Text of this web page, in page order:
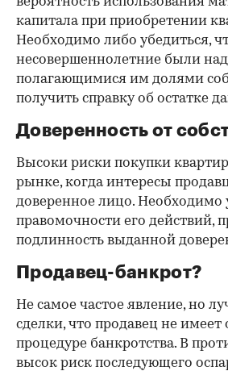
капитала при приобретении
Необходимо либо убедиться,
несовершеннолетние были
полагающимися им долями
получить справку об остатке
Доверенность от
Высоки риски покупки
рынке, когда интересы
доверенное лицо. Необходимо
правомочности его действий,
подлинность выданной
Продавец-банкрот?
Не самое частое явление, но
сделки, что продавец не
процедуре банкротства. В
высок риск последующего